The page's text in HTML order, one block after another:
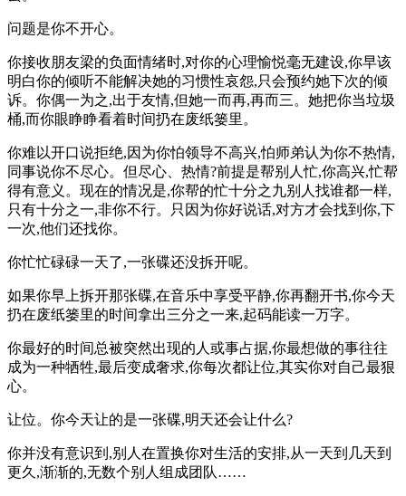
问题是你不开心。
你接收朋友梁的负面情绪时,对你的心理愉悦毫无建设,你早该
明白你的倾听不能解决她的习惯性哀怨,只会预约她下次的倾
诉。你偶一为之,出于友情,但她一而再,再而三。她把你当垃圾
桶,而你眼睁睁看着时间扔在废纸篓里。
你难以开口说拒绝,因为你怕领导不高兴,怕师弟认为你不热情,
同事说你不尽心。但尽心、热情?前提是帮别人忙,你高兴,忙帮
得有意义。现在的情况是,你帮的忙十分之九别人找谁都一样,
只有十分之一,非你不行。只因为你好说话,对方才会找到你,下
一次,他们还找你。
你忙忙碌碌一天了,一张碟还没拆开呢。
如果你早上拆开那张碟,在音乐中享受平静,你再翻开书,你今天
扔在废纸篓里的时间拿出三分之一来,起码能读一万字。
你最好的时间总被突然出现的人或事占据,你最想做的事往往
成为一种牺牲,最后变成奢求,你每次都让位,其实你对自己最狠
心。
让位。你今天让的是一张碟,明天还会让什么?
你并没有意识到,别人在置换你对生活的安排,从一天到几天到
更久,渐渐的,无数个别人组成团队……